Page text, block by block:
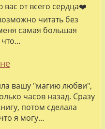
от всего сердца❤️
читать без
самая большая
что…
вашу "магию любви",
часов назад. Сразу
потом сделала
я могу…